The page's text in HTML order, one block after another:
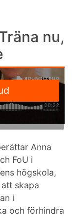
nu,
Anna
FoU i
högskola,
skapa
i
och förhindra